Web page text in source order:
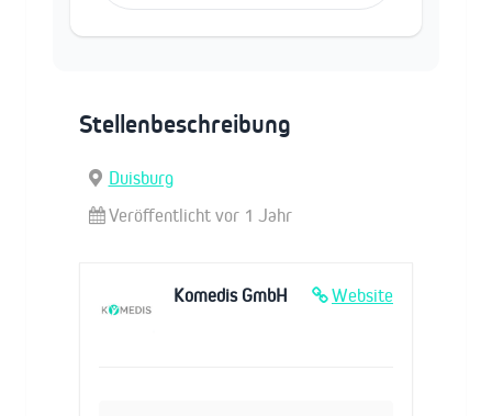
Stellenbeschreibung
Duisburg
Veröffentlicht vor 1 Jahr
Website
Komedis GmbH